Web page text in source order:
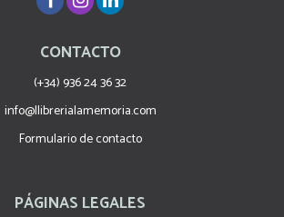
CONTACTO
(+34) 936 24 36 32
info@llibrerialamemoria.com
Formulario de contacto
PÁGINAS LEGALES